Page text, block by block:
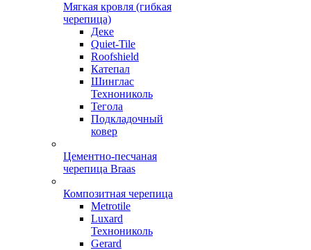
Мягкая кровля (гибкая
черепица)
Деке
Quiet-Tile
Roofshield
Катепал
Шинглас
Технониколь
Тегола
Подкладочный
ковер
Цементно-песчаная
черепица Braas
Композитная черепица
Metrotile
Luxard
Технониколь
Gerard